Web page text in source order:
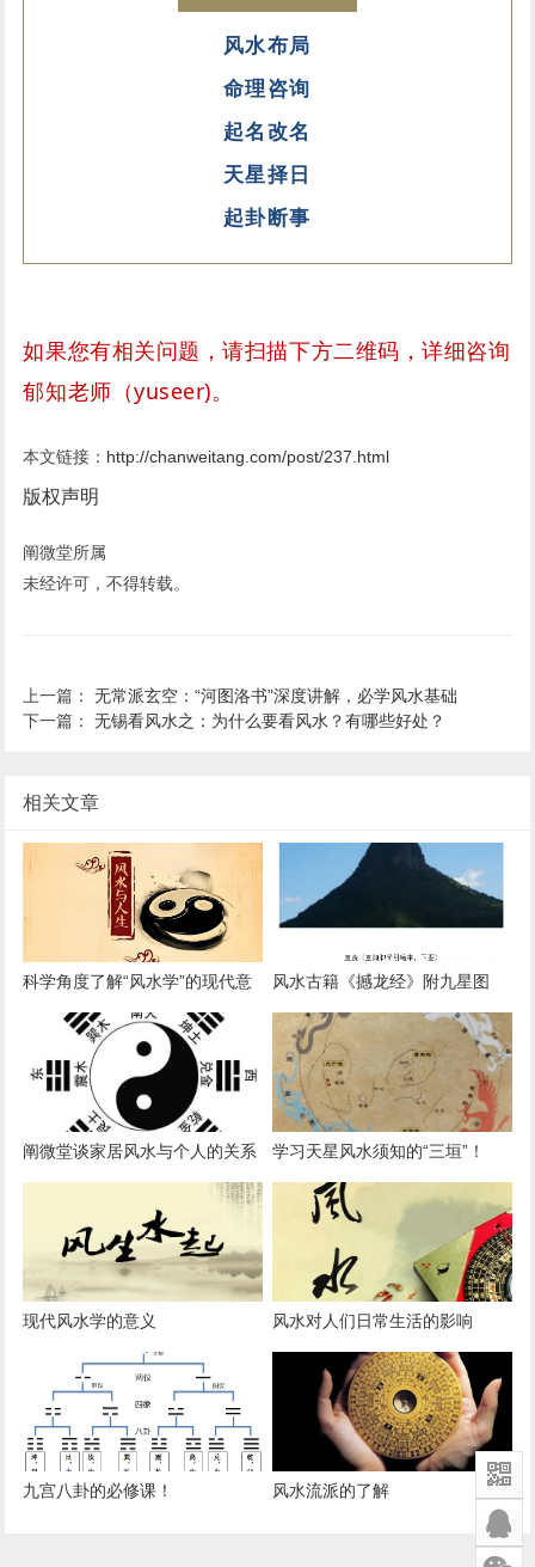
风水布局
命理咨询
起名改名
天星择日
起卦断事
如果您有相关问题，请扫描下方二维码，详细咨询
郁知老师（yuseer)。
本文链接： http://chanweitang.com/post/237.html
版权声明
阐微堂所属
未经许可，不得转载。
上一篇：无常派玄空：“河图洛书”深度讲解，必学风水基础
下一篇：无锡看风水之：为什么要看风水？有哪些好处？
相关文章
科学角度了解“风水学”的现代意
义！真风水—易赐阁
风水古籍《撼龙经》附九星图
例，学风水必看书籍！
阐微堂谈家居风水与个人的关系 学习天星风水须知的“三垣”！
现代风水学的意义 风水对人们日常生活的影响
九宫八卦的必修课！ 风水流派的了解